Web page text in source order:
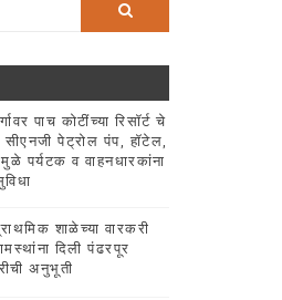
पाच कोटींच्या रिसॉर्ट चे
पेट्रोल पंप, हॉटेल,
पर्यटक व वाहनधारकांना
शाळेच्या वारकरी
दिली पंढरपूर
अनुभूती